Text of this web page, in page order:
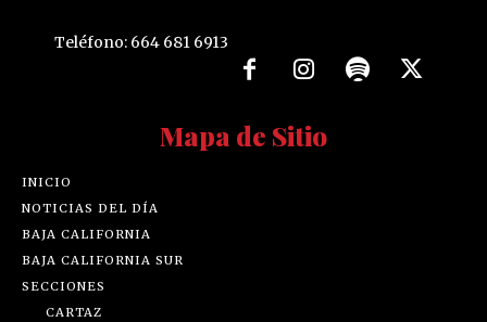
Teléfono: 664 681 6913
Mapa de Sitio
INICIO
NOTICIAS DEL DÍA
BAJA CALIFORNIA
BAJA CALIFORNIA SUR
SECCIONES
CARTAZ